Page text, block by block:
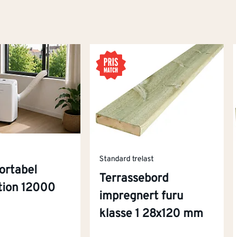
12000
Standard trelast
Terrassebord
impregnert furu
klasse 1 28x120 mm